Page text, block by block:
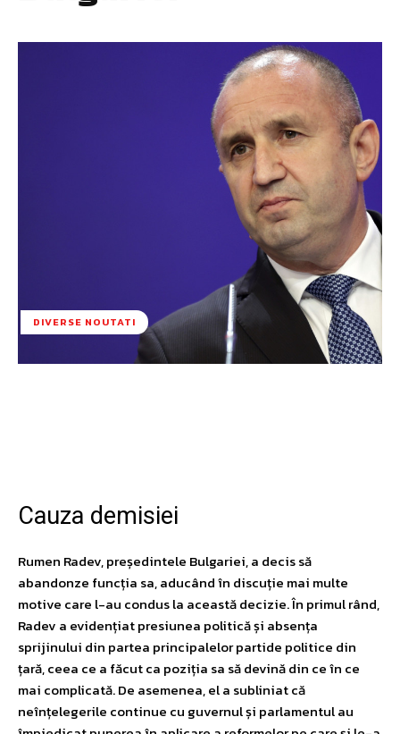
DIVERSE NOUTATI
Cauza demisiei
Rumen Radev, președintele Bulgariei, a decis să
abandonze funcția sa, aducând în discuție mai multe
motive care l-au condus la această decizie. În primul rând,
Radev a evidențiat presiunea politică și absența
sprijinului din partea principalelor partide politice din
țară, ceea ce a făcut ca poziția sa să devină din ce în ce
mai complicată. De asemenea, el a subliniat că
neînțelegerile continue cu guvernul și parlamentul au